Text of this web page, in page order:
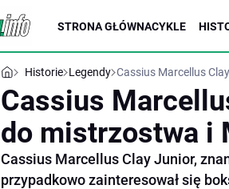
STRONA GŁÓWNACYKLE
Historie Legendy Cassius Marcellus
Cassius
do mistrzostwa i
Cassius Marcellus Clay Junior,
przypadkowo zainteresował się